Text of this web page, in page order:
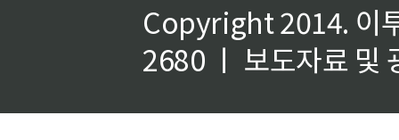
Copyright 2014. 이
2680 ㅣ 보도자료